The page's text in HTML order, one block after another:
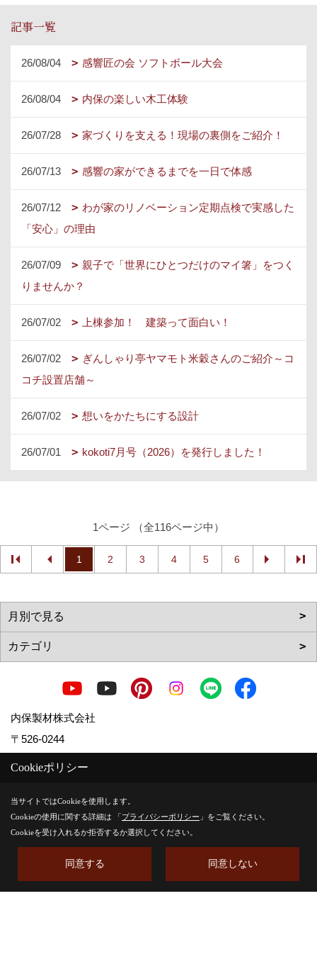
記事一覧
26/08/04 感響匠の会 ソフトボール大会
26/08/04 内保の楽しい木工体験
26/07/28 家づくりを支える！現場の裏側をご紹介！
26/07/13 感響の家ができるまでを一日で体感
26/07/12
わが家のリノベーション定期点検で実感した
「安心」の理由
26/07/09
親子で「世界にひとつだけのマイ箸」をつく
りませんか？
26/07/02 上棟参加！ 建築って面白い！
26/07/02
ぎんしゃり亭ヤマモト米穀さんのご紹介～コ
コチ設置店舗～
26/07/02 想いをかたちにする設計
26/07/01 kokoti7月号（2026）を発行しました！
1ページ （全116ページ中）
1 2 3 4 5 6
内保製材株式会社
〒526-0244
滋賀県長浜市内保町7
FAX：0749-74-0514
＜営業時間＞8:00 ～ 17:00
＜定休日＞水曜日・祝日
Cookieポリシー
当サイトではCookieを使用します。
Cookieの使用に関する詳細は 「プライバシーポリシー 」をご覧ください。
Cookieを受け入れるか拒否するか選択してください。
同意する 同意しない